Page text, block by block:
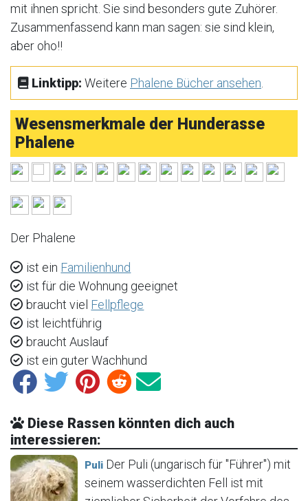
mit ihnen spricht. Sie sind besonders gute Zuhörer.
Zusammenfassend kann man sagen: sie sind klein,
aber oho!!
Linktipp: Weitere Phalene Bücher ansehen
Wesensmerkmale der Hunderasse
Phalene
Der Phalene
ist ein Familienhund
ist für die Wohnung geeignet
braucht viel Fellpflege
ist leichtführig
braucht Auslauf
ist ein guter Wachhund
Diese Rassen könnten dich auch
interessieren:
Puli Der Puli (ungarisch für "Führer") mit
seinem wasserdichten Fell ist mit